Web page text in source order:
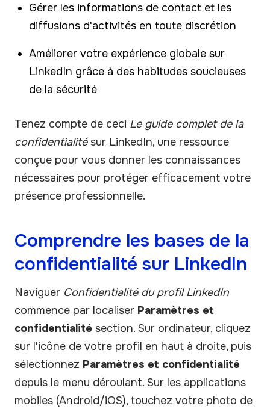
Gérer les informations de contact et les
diffusions d'activités en toute discrétion
Améliorer votre expérience globale sur
LinkedIn grâce à des habitudes soucieuses
de la sécurité
Tenez compte de ceci Le guide complet de la
confidentialitésur LinkedIn, une ressource
conçue pour vous donner les connaissances
nécessaires pour protéger efficacement votre
présence professionnelle.
Comprendre les bases de la
confidentialité sur LinkedIn
Naviguer Confidentialité du profil LinkedIn
commence par localiser Paramètres et
confidentialité section. Sur ordinateur, cliquez
sur l'icône de votre profil en haut à droite, puis
sélectionnez Paramètres et confidentialité
depuis le menu déroulant. Sur les applications
mobiles (Android/iOS), touchez votre photo de